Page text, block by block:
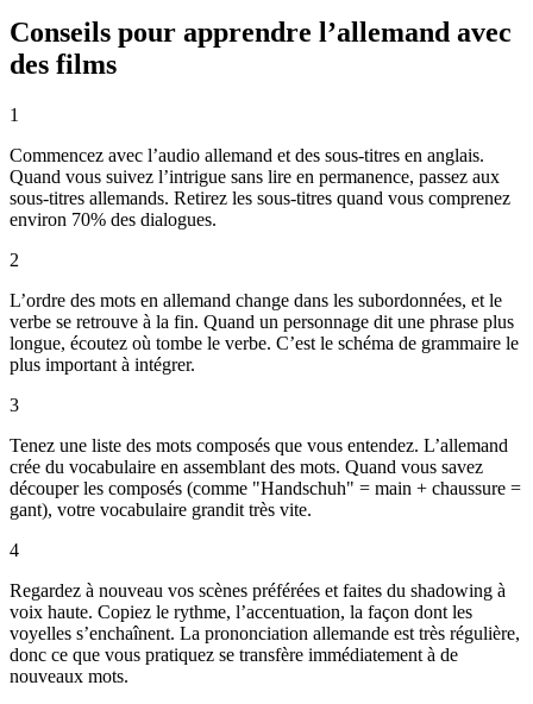
Conseils pour apprendre l’allemand avec
des films
1
Commencez avec l’audio allemand et des sous-titres en anglais.
Quand vous suivez l’intrigue sans lire en permanence, passez aux
sous-titres allemands. Retirez les sous-titres quand vous comprenez
environ 70% des dialogues.
2
L’ordre des mots en allemand change dans les subordonnées, et le
verbe se retrouve à la fin. Quand un personnage dit une phrase plus
longue, écoutez où tombe le verbe. C’est le schéma de grammaire le
plus important à intégrer.
3
Tenez une liste des mots composés que vous entendez. L’allemand
crée du vocabulaire en assemblant des mots. Quand vous savez
découper les composés (comme "Handschuh" = main + chaussure =
gant), votre vocabulaire grandit très vite.
4
Regardez à nouveau vos scènes préférées et faites du shadowing à
voix haute. Copiez le rythme, l’accentuation, la façon dont les
voyelles s’enchaînent. La prononciation allemande est très régulière,
donc ce que vous pratiquez se transfère immédiatement à de
nouveaux mots.